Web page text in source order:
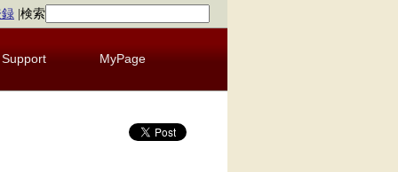
検索
Support MyPage